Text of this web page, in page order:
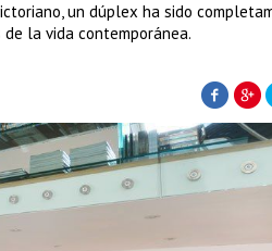
un dúplex ha sido
la vida contemporánea.